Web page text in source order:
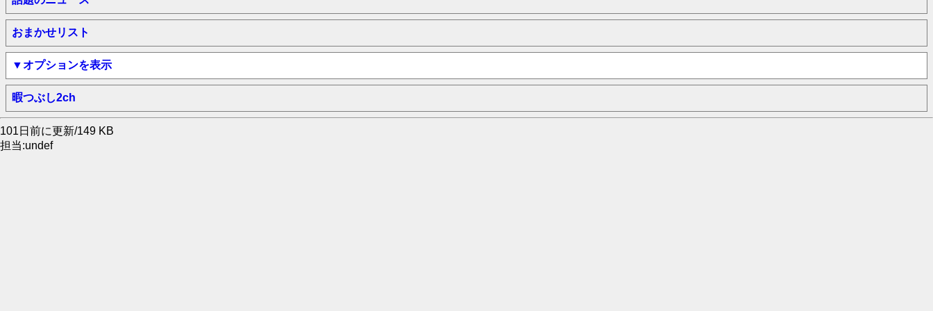
おまかせリスト
▼オプションを表示
暇つぶし2ch
101日前に更新/149 KB
担当:undef